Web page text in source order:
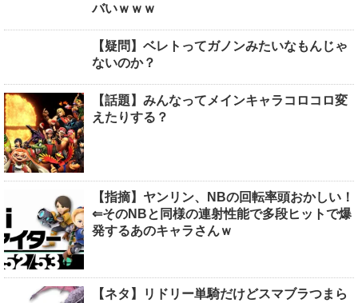
バいｗｗｗ
【疑問】ベレトってガノンみたいなもんじゃ
ないのか？
【話題】みんなってメインキャラコロコロ変
えたりする？
【指摘】ヤンリン、NBの回転率頭おかしい！
⇐そのNBと同様の連射性能で多段ヒットで爆
発するあのキャラさんｗ
【ネタ】リドリー単騎だけどスマブラつまら